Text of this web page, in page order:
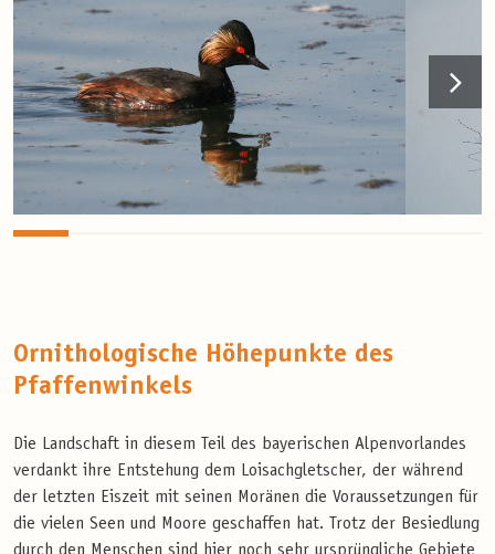
Ornithologische Höhepunkte des
Pfaffenwinkels
Die Landschaft in diesem Teil des bayerischen Alpenvorlandes
verdankt ihre Entstehung dem Loisachgletscher, der während
der letzten Eiszeit mit seinen Moränen die Voraussetzungen für
die vielen Seen und Moore geschaffen hat. Trotz der Besiedlung
durch den Menschen sind hier noch sehr ursprüngliche Gebiete